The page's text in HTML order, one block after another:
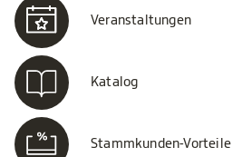
Veranstaltungen
Katalog
Stammkunden-Vorteile